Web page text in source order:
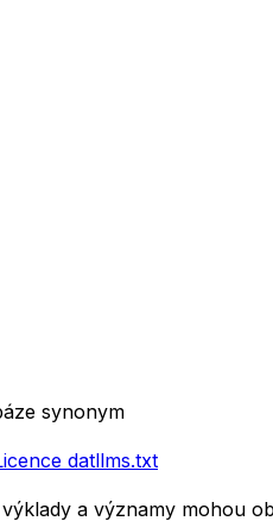
synonym
datllms.txt
a významy mohou